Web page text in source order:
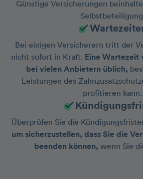
Günstige Versicherungen
Bei einigen Versicherern tritt der
nicht sofort in Kraft. Eine Wartezeit
bei vielen Anbietern üblich,
Leistungen des
profitieren kann.
Überprüfen Sie die
um sicherzustellen, dass Sie die
beenden können, wenn Sie